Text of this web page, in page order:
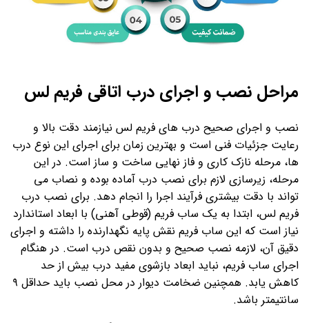
مراحل نصب و اجرای درب اتاقی فریم لس
نصب و اجرای صحیح درب های فریم لس نیازمند دقت بالا و
رعایت جزئیات فنی است و بهترین زمان برای اجرای این نوع درب
ها، مرحله نازک کاری و فاز نهایی ساخت و ساز است. در این
مرحله، زیرسازی لازم برای نصب درب آماده بوده و نصاب می
تواند با دقت بیشتری فرآیند اجرا را انجام دهد. برای نصب درب
فریم لس، ابتدا به یک ساب فریم (قوطی آهنی) با ابعاد استاندارد
نیاز است که این ساب فریم نقش پایه نگهدارنده را داشته و اجرای
دقیق آن، لازمه نصب صحیح و بدون نقص درب است. در هنگام
اجرای ساب فریم، نباید ابعاد بازشوی مفید درب بیش از حد
کاهش یابد. همچنین ضخامت دیوار در محل نصب باید حداقل ۹
سانتیمتر باشد.